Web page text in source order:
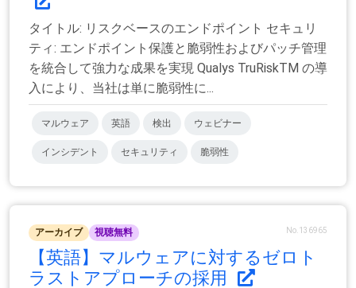
タイトル: リスクベースのエンドポイント セキュリ
ティ: エンドポイント保護と脆弱性およびパッチ管理
を統合して強力な成果を実現 Qualys TruRiskTM の導
入により、当社は単に脆弱性に...
マルウェア 英語 検出 ウェビナー
インシデント セキュリティ 脆弱性
アーカイブ 視聴無料 No.136965
【英語】マルウェアに対するゼロト
ラストアプローチの採用